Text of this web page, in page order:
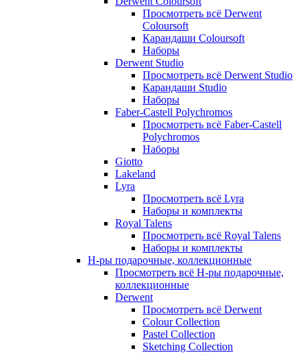
Просмотреть всё Derwent
Coloursoft
Карандаши Coloursoft
Наборы
Derwent Studio
Просмотреть всё Derwent Studio
Карандаши Studio
Наборы
Faber-Castell Polychromos
Просмотреть всё Faber-Castell
Polychromos
Наборы
Giotto
Lakeland
Lyra
Просмотреть всё Lyra
Наборы и комплекты
Royal Talens
Просмотреть всё Royal Talens
Наборы и комплекты
Н-ры подарочные, коллекционные
Просмотреть всё Н-ры подарочные,
коллекционные
Derwent
Просмотреть всё Derwent
Colour Collection
Pastel Collection
Sketching Collection